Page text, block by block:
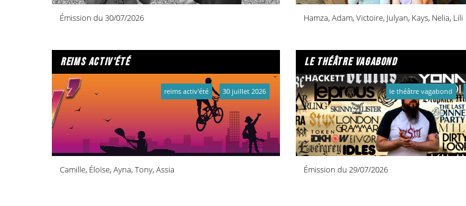
Émission du 30/07/2026 Hamza, Adam, Victoire, Julyan, Kays, Nelia, Lili
reims activ'été
Camille, Éloïse, Ayna, Tony, Assia
reims activ'été 30 juillet 2026
le théâtre vagabond
Émission du 29/07/2026
le théâtre vagabond